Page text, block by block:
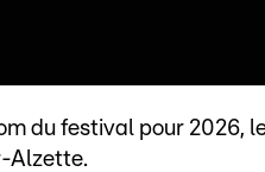
du festival pour 2026,
Alzette.